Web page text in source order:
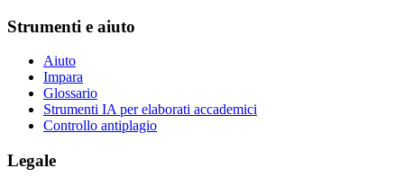
Strumenti e aiuto
Aiuto
Impara
Glossario
Strumenti IA per elaborati accademici
Controllo antiplagio
Legale